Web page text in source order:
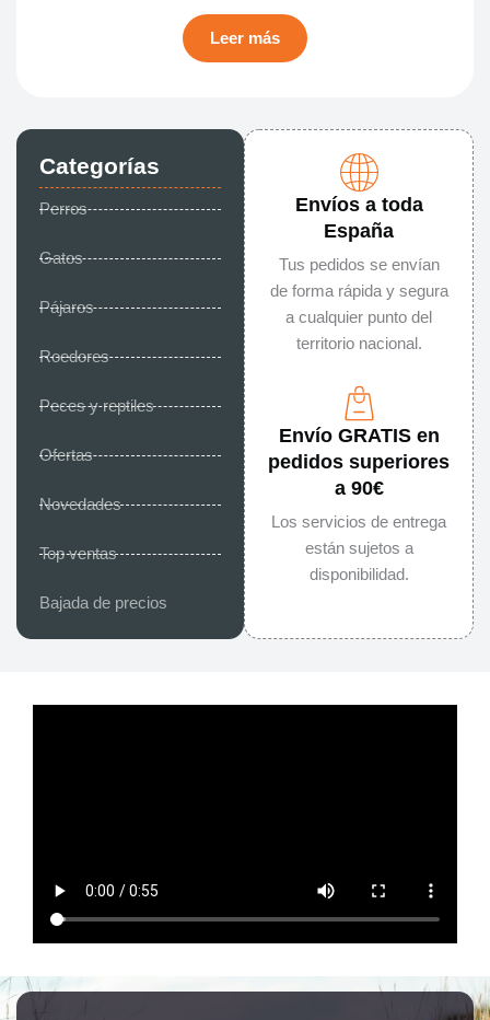
Categorías
Perros
Gatos
Pájaros
Roedores
Peces y reptiles
Ofertas
Novedades
Top ventas
Bajada de precios
Envíos a toda
España
Tus pedidos se envían
de forma rápida y segura
a cualquier punto del
territorio nacional.
Envío GRATIS en
pedidos superiores
a 90€
Los servicios de entrega
están sujetos a
disponibilidad.
Leer más